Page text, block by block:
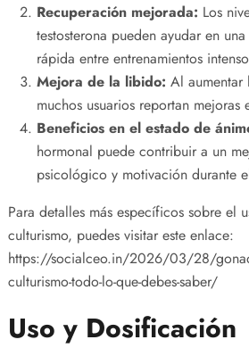
Recuperación mejorada: Los
testosterona pueden ayudar en
rápida entre entrenamientos
Mejora de la libido: Al aumentar
muchos usuarios reportan mejoras
Beneficios en el estado de
hormonal puede contribuir a un
psicológico y motivación durante
Para detalles más específicos sobre el
culturismo, puedes visitar este enlace:
https://socialceo.in/2026/03/28/
culturismo-todo-lo-que-debes-saber/
Uso y Dosificación